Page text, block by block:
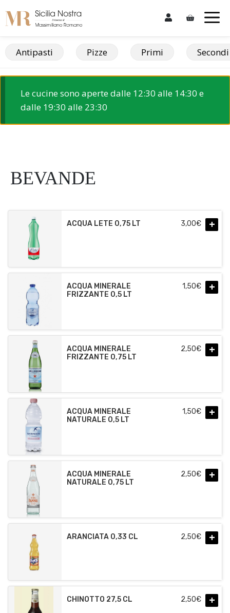
content
Antipasti Pizze Primi Secondi
Le cucine sono aperte dalle 12:30 alle 14:30 e
dalle 19:30 alle 23:30
BEVANDE
ACQUA LETE 0,75 LT 3,00€ +
ACQUA MINERALE
FRIZZANTE 0,5 LT
1,50€ +
ACQUA MINERALE
FRIZZANTE 0,75 LT
2,50€ +
ACQUA MINERALE
NATURALE 0,5 LT
1,50€ +
ACQUA MINERALE
NATURALE 0,75 LT
2,50€ +
ARANCIATA 0,33 CL 2,50€ +
CHINOTTO 27,5 CL 2,50€ +